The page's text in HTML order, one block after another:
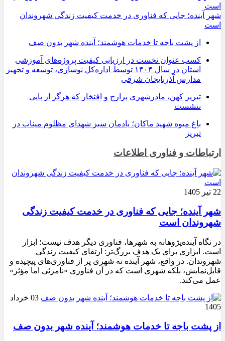
شهر آینده؛ جایی که فناوری در خدمت کیفیت زندگی شهروندان
است
از پشت باجه تا خدمات هوشمند؛ آینده شهر بدون صف
کسب عنوان نخست در ارزیابی کیفیت پروژه‌های آموزشی
استان در سال ۱۴۰۴ توسط اداره‌کل نوسازی، توسعه و تجهیز
مدارس آذربایجان شرقی
تبریز کهن، مادرشهری پرارج و افتخار که هرگز از پایی
ننشست
باغ میوه شهید ماکان؛ یادمان سبز شهدای مظلوم میناب در
تبریز
ارتباطات و فناوری اطلاعات
22 تیر 1405
شهر آینده؛ جایی که فناوری در خدمت کیفیت زندگی
شهروندان است
در نگاه آینده‌پژوهانه به شهرها، فناوری دیگر هدف نیست؛ ابزار
است. ابزاری برای یک هدف بزرگ‌تر: ارتقای کیفیت زندگی
شهروندان. در واقع، شهر آینده نه شهری پر از فناوری‌های پیچیده و
قابل‌نمایش، بلکه شهری است که در آن فناوری «نامرئی اما مؤثر»
عمل می‌کند.
03 خرداد
1405
از پشت باجه تا خدمات هوشمند؛ آینده شهر بدون صف